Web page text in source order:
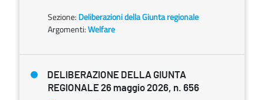
Sezione: Deliberazioni della Giunta regionale
Argomenti:Welfare
DELIBERAZIONE DELLA GIUNTA
REGIONALE 26 maggio 2026, n. 656